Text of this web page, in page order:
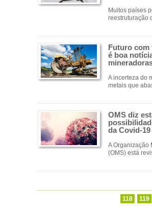
Muitos países
reestruturação
Futuro com
é boa
A incerteza do
metais que
OMS diz
da Covid-
A Organização
(OMS) está
118 119